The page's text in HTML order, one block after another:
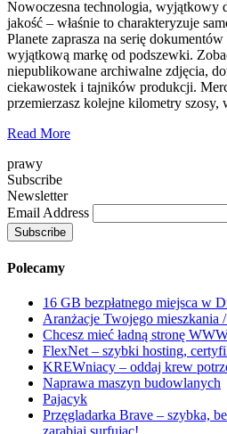
Nowoczesna technologia, wyjątkowy
jakość – właśnie to charakteryzuje
Planete zaprasza na serię
wyjątkową markę od podszewki.
niepublikowane archiwalne zdjęcia,
ciekawostek i tajników produkcji.
przemierzasz kolejne kilometry
Read More
prawy
Subscribe
Newsletter
Email Address
Polecamy
16 GB bezpłatnego miejsca w
Aranżacje Twojego mieszkania
Chcesz mieć ładną stronę
FlexNet – szybki hosting,
KREWniacy – oddaj krew
Naprawa maszyn budowlanych
Pajacyk
Przęgladarka Brave – szybka,